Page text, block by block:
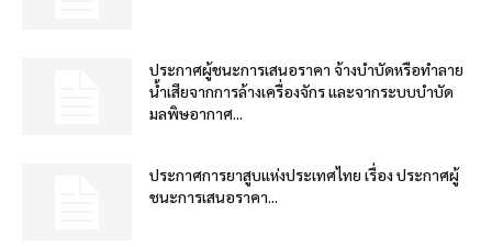
ประกาศผู้ชนะการเสนอราคา จ้างบำบัดหรือทำลาย
น้ำเสียจากการล้างเครื่องจักร และจากระบบบำบัด
มลพิษอากาศ...
ประกาศการยาสูบแห่งประเทศไทย เรื่อง ประกาศผู้
ชนะการเสนอราคา...